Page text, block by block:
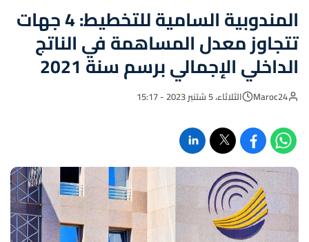
المندوبية السامية للتخطيط: 4 جهات
تتجاوز معدل المساهمة في الناتج
الداخلي الإجمالي برسم سنة 2021
Maroc24 الثلاثاء، 5 شتنبر 2023 - 15:17